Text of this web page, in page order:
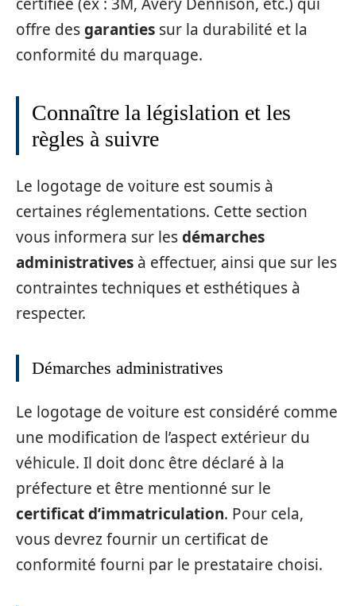
offre desgaranties sur la durabilité et la
conformité du marquage.
Connaître la législation et les
règles à suivre
Le logotage de voiture est soumis à
certaines réglementations. Cette section
vous informera sur lesdémarches
administratives à effectuer, ainsi que sur les
contraintes techniques et esthétiques à
respecter.
Démarches administratives
Le logotage de voiture est considéré comme
une modification de l’aspect extérieur du
véhicule. Il doit donc être déclaré à la
préfecture et être mentionné sur le
certificat d’immatriculation. Pour cela,
vous devrez fournir un certificat de
conformité fourni par le prestataire choisi.